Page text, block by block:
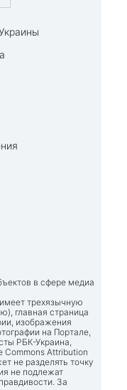
в сфере медиа
трехязычную
главная страница
изображения
на Портале,
РБК-Украина,
Commons Attribution
не разделять точку
не подлежат
За